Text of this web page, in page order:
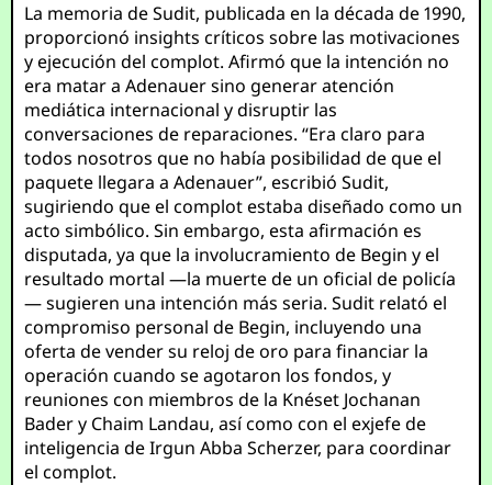
La memoria de Sudit, publicada en la década de 1990,
proporcionó insights críticos sobre las motivaciones
y ejecución del complot. Afirmó que la intención no
era matar a Adenauer sino generar atención
mediática internacional y disruptir las
conversaciones de reparaciones. “Era claro para
todos nosotros que no había posibilidad de que el
paquete llegara a Adenauer”, escribió Sudit,
sugiriendo que el complot estaba diseñado como un
acto simbólico. Sin embargo, esta afirmación es
disputada, ya que la involucramiento de Begin y el
resultado mortal —la muerte de un oficial de policía
— sugieren una intención más seria. Sudit relató el
compromiso personal de Begin, incluyendo una
oferta de vender su reloj de oro para financiar la
operación cuando se agotaron los fondos, y
reuniones con miembros de la Knéset Jochanan
Bader y Chaim Landau, así como con el exjefe de
inteligencia de Irgun Abba Scherzer, para coordinar
el complot.